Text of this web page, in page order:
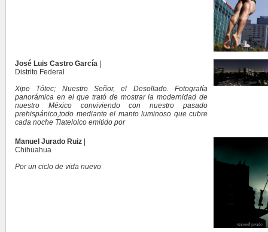
José Luis Castro García
Distrito Federal
Xipe Tótec; Nuestro Señor, el Desollado. Fotografía
panorámica en el que trató de mostrar la modernidad de
nuestro México conviviendo con nuestro pasado
prehispánico,todo mediante el manto luminoso que cubre
cada noche Tlatelolco emitido por
Manuel Jurado Ruiz
Chihuahua
Por un ciclo de vida nuevo